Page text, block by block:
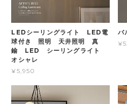
LEDシーリングライト LED電
球付き 照明 天井照明 真
鍮 LED シーリングライト
オシャレ
¥5,950
バ